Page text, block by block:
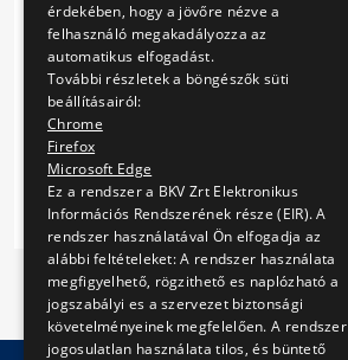
Előző 1 2 ...
9
Következő
érdekében, hogy a jövőre nézve a
felhasználó megakadályozza az
automatikus elfogadást.
További részletek a böngészők süti
beállításairól:
Chrome
Firefox
Microsoft Edge
Ez a rendszer a BKV Zrt Elektronikus
Információs Rendszerének része (EIR). A
rendszer használatával Ön elfogadja az
alábbi feltételeket: A rendszer használata
megfigyelhető, rögzithető es naplózható a
jogszabályi es a szervezet biztonsági
követelményeinek megfelelően. A rendszer
jogosulatlan használata tilos, és büntető